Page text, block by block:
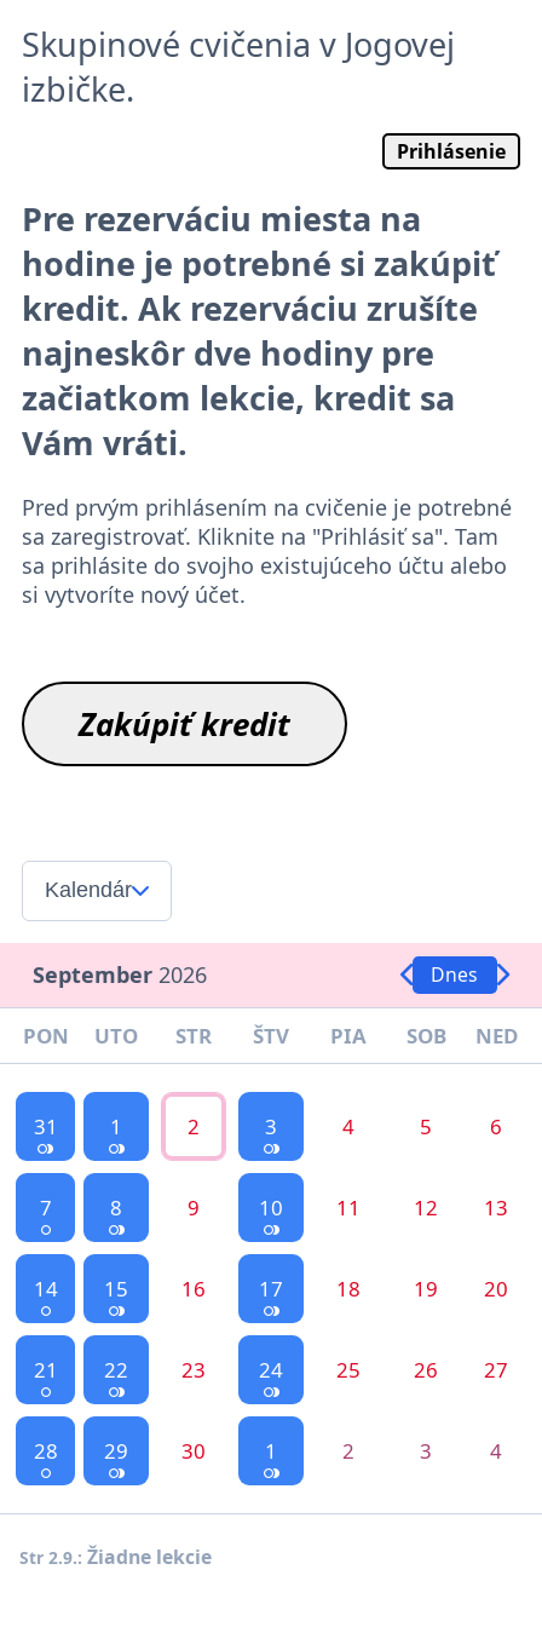
Skupinové cvičenia v Jogovej
izbičke.
Prihlásenie
Pre rezerváciu miesta na
hodine je potrebné si zakúpiť
kredit. Ak rezerváciu zrušíte
najneskôr dve hodiny pre
začiatkom lekcie, kredit sa
Vám vráti.
Pred prvým prihlásením na cvičenie je potrebné
sa zaregistrovať. Kliknite na "Prihlásiť sa". Tam
sa prihlásite do svojho existujúceho účtu alebo
si vytvoríte nový účet.
Zakúpiť kredit
Kalendár
September 2026 Dnes
PON UTO STR ŠTV PIA SOB NED
31 1 2 3 4 5 6
7 8 9 10 11 12 13
14 15 16 17 18 19 20
21 22 23 24 25 26 27
28 29 30 1 2 3 4
Str 2.9.: Žiadne lekcie